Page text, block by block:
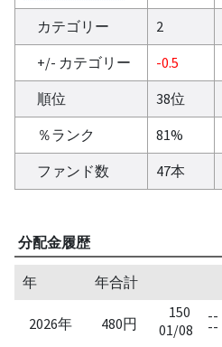
カテゴリー
2
+/- カテゴリー
-0.5
順位
38位
％ランク
81%
ファンド数
47本
分配金履歴
年 年合計
2026年 480円
150
01/08
--
--